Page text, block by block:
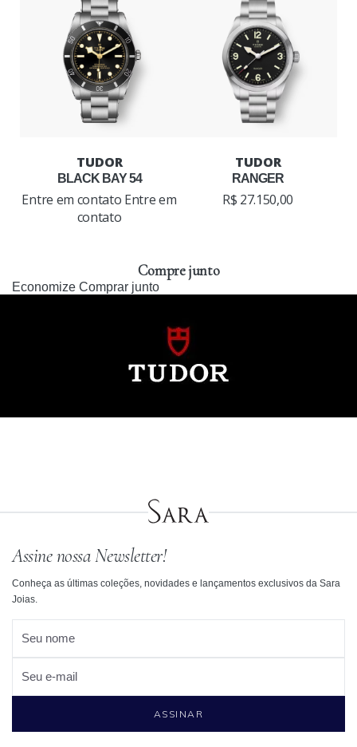
BLACK BAY 54
Entre em contato Entre em
contato
RANGER
R$ 27.150,00
Compre junto
Economize Comprar junto
Assine nossa Newsletter!
Conheça as últimas coleções, novidades e lançamentos exclusivos da Sara
Joias.
Seu nome
Seu e-mail
ASSINAR